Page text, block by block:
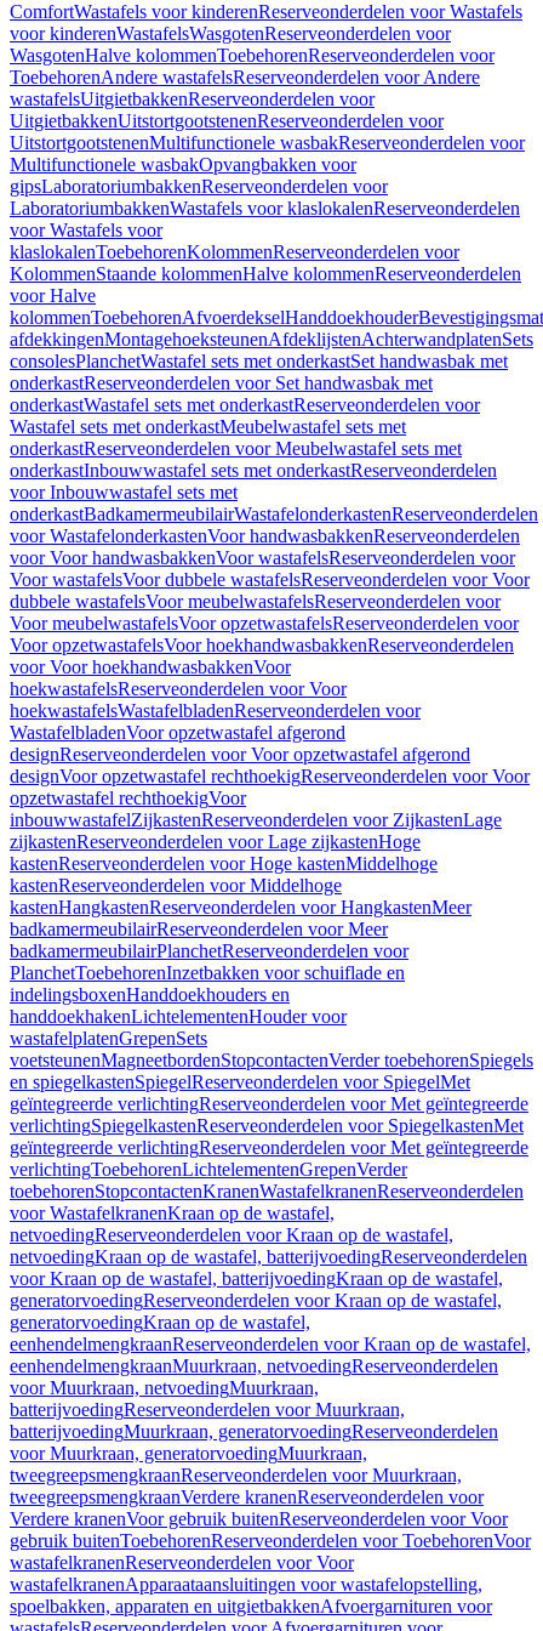
ComfortWastafels voor kinderenReserveonderdelen voor Wastafels
voor kinderenWastafelsWasgotenReserveonderdelen voor
WasgotenHalve kolommenToebehorenReserveonderdelen voor
ToebehorenAndere wastafelsReserveonderdelen voor Andere
wastafelsUitgietbakkenReserveonderdelen voor
UitgietbakkenUitstortgootstenenReserveonderdelen voor
UitstortgootstenenMultifunctionele wasbakReserveonderdelen voor
Multifunctionele wasbakOpvangbakken voor
gipsLaboratoriumbakkenReserveonderdelen voor
LaboratoriumbakkenWastafels voor klaslokalenReserveonderdelen
voor Wastafels voor
klaslokalenToebehorenKolommenReserveonderdelen voor
KolommenStaande kolommenHalve kolommenReserveonderdelen
voor Halve
kolommenToebehorenAfvoerdekselHanddoekhouder
afdekkingenMontagehoeksteunenAfdeklijstenAchterwandplatenSets
consolesPlanchetWastafel sets met onderkastSet handwasbak met
onderkastReserveonderdelen voor Set handwasbak met
onderkastWastafel sets met onderkastReserveonderdelen voor
Wastafel sets met onderkastMeubelwastafel sets met
onderkastReserveonderdelen voor Meubelwastafel sets met
onderkastInbouwwastafel sets met onderkastReserveonderdelen
voor Inbouwwastafel sets met
onderkastBadkamermeubilairWastafelonderkastenReserveonderdelen
voor WastafelonderkastenVoor handwasbakkenReserveonderdelen
voor Voor handwasbakkenVoor wastafelsReserveonderdelen voor
Voor wastafelsVoor dubbele wastafelsReserveonderdelen voor Voor
dubbele wastafelsVoor meubelwastafelsReserveonderdelen voor
Voor meubelwastafelsVoor opzetwastafelsReserveonderdelen voor
Voor opzetwastafelsVoor hoekhandwasbakkenReserveonderdelen
voor Voor hoekhandwasbakkenVoor
hoekwastafelsReserveonderdelen voor Voor
hoekwastafelsWastafelbladenReserveonderdelen voor
WastafelbladenVoor opzetwastafel afgerond
designReserveonderdelen voor Voor opzetwastafel afgerond
designVoor opzetwastafel rechthoekigReserveonderdelen voor Voor
opzetwastafel rechthoekigVoor
inbouwwastafelZijkastenReserveonderdelen voor ZijkastenLage
zijkastenReserveonderdelen voor Lage zijkastenHoge
kastenReserveonderdelen voor Hoge kastenMiddelhoge
kastenReserveonderdelen voor Middelhoge
kastenHangkastenReserveonderdelen voor HangkastenMeer
badkamermeubilairReserveonderdelen voor Meer
badkamermeubilairPlanchetReserveonderdelen voor
PlanchetToebehorenInzetbakken voor schuiflade en
indelingsboxenHanddoekhouders en
handdoekhakenLichtelementenHouder voor
wastafelplatenGrepenSets
voetsteunenMagneetbordenStopcontactenVerder toebehorenSpiegels
en spiegelkastenSpiegelReserveonderdelen voor SpiegelMet
geïntegreerde verlichtingReserveonderdelen voor Met geïntegreerde
verlichtingSpiegelkastenReserveonderdelen voor SpiegelkastenMet
geïntegreerde verlichtingReserveonderdelen voor Met geïntegreerde
verlichtingToebehorenLichtelementenGrepenVerder
toebehorenStopcontactenKranenWastafelkranenReserveonderdelen
voor WastafelkranenKraan op de wastafel,
netvoedingReserveonderdelen voor Kraan op de wastafel,
netvoedingKraan op de wastafel, batterijvoedingReserveonderdelen
voor Kraan op de wastafel, batterijvoedingKraan op de wastafel,
generatorvoedingReserveonderdelen voor Kraan op de wastafel,
generatorvoedingKraan op de wastafel,
eenhendelmengkraanReserveonderdelen voor Kraan op de wastafel,
eenhendelmengkraanMuurkraan, netvoedingReserveonderdelen
voor Muurkraan, netvoedingMuurkraan,
batterijvoedingReserveonderdelen voor Muurkraan,
batterijvoedingMuurkraan, generatorvoedingReserveonderdelen
voor Muurkraan, generatorvoedingMuurkraan,
tweegreepsmengkraanReserveonderdelen voor Muurkraan,
tweegreepsmengkraanVerdere kranenReserveonderdelen voor
Verdere kranenVoor gebruik buitenReserveonderdelen voor Voor
gebruik buitenToebehorenReserveonderdelen voor ToebehorenVoor
wastafelkranenReserveonderdelen voor Voor
wastafelkranenApparaataansluitingen voor wastafelopstelling,
spoelbakken, apparaten en uitgietbakkenAfvoergarnituren voor